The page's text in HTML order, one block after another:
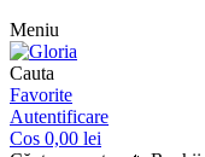
Meniu
Cauta
Favorite
Autentificare
Cos 0,00 lei